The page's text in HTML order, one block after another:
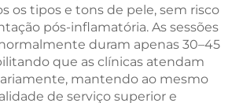
os tipos e tons de pele, sem risco
pós-inflamatória. As sessões
duram apenas 30–45
que as clínicas atendam
mantendo ao mesmo
de serviço superior e